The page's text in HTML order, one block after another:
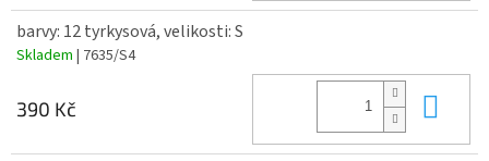
barvy: 12 tyrkysová, velikosti: S
Skladem | 7635/S4
390 Kč